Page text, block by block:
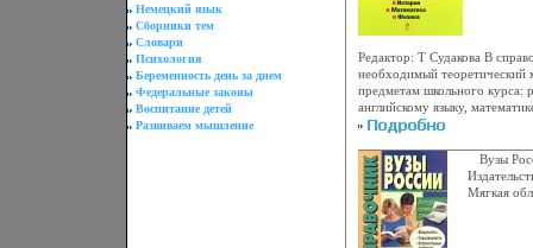
Немецкий язык
Сборники тем
Словари
Психология
Беременность день за днем
Федеральные законы
Воспитание детей
Развиваем мышление
Редактор: Т Судакова В
необходимый теоретический
предметам школьного курса:
английскому языку,
подготаьасровлено в полном
Материал излагается
позволит учащимся
систематизировать и
единого государственного
содержит задания для
варианты ЕГЭ, после
Вузы
Мягкая